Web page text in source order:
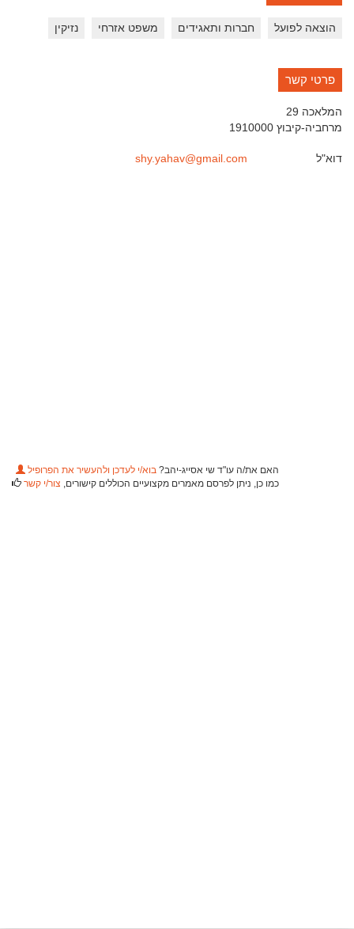
הוצאה לפועל חברות ותאגידים משפט אזרחי נזיקין
פרטי קשר
המלאכה 29
מרחביה-קיבוץ 1910000
דוא"ל shy.yahav@gmail.com
האם את/ה עו"ד שי אסייג-יהב? בוא/י לעדכן ולהעשיר את הפרופיל
כמו כן, ניתן לפרסם מאמרים מקצועיים הכוללים קישורים, צור/י קשר